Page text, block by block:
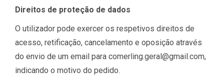
Direitos de proteção de dados
O utilizador pode exercer os respetivos direitos de
acesso, retificação, cancelamento e oposição através
do envio de um email para comerling.geral@gmail.com,
indicando o motivo do pedido.